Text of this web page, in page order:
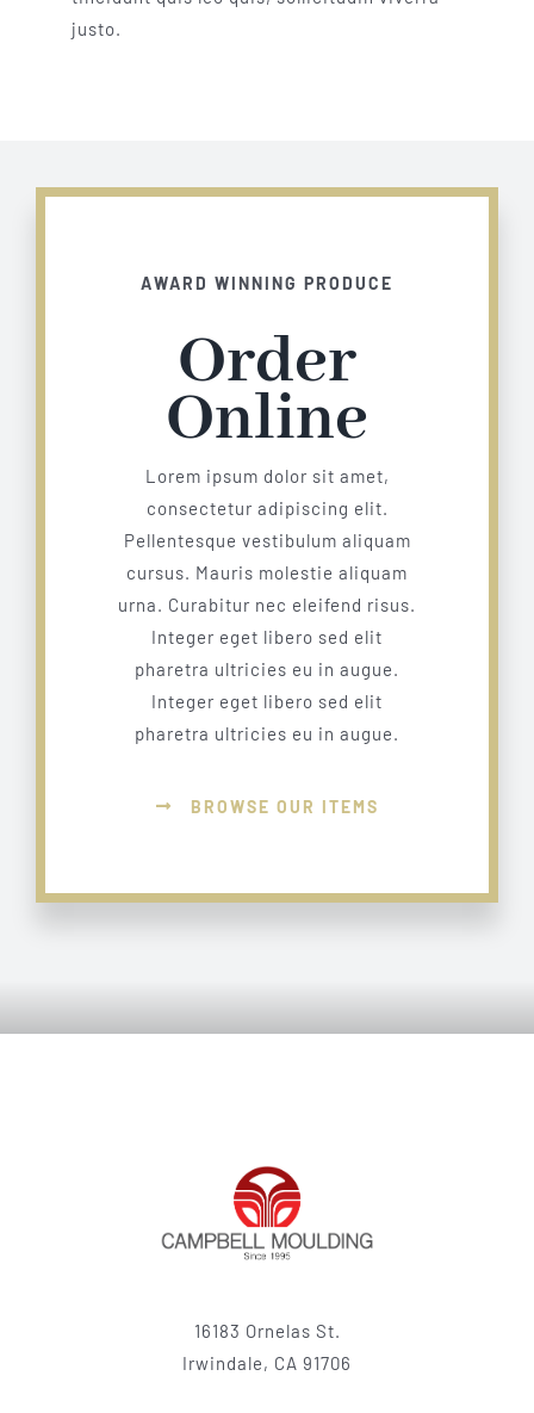
justo.
AWARD WINNING PRODUCE
Order
Online
Lorem ipsum dolor sit amet,
consectetur adipiscing elit.
Pellentesque vestibulum aliquam
cursus. Mauris molestie aliquam
urna. Curabitur nec eleifend risus.
Integer eget libero sed elit
pharetra ultricies eu in augue.
Integer eget libero sed elit
pharetra ultricies eu in augue.
BROWSE OUR ITEMS
16183 Ornelas St.
Irwindale, CA 91706